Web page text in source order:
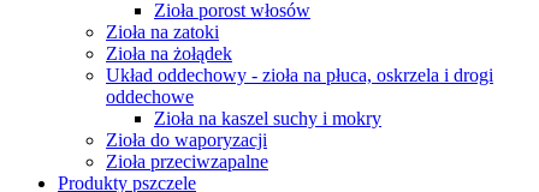
Zioła porost włosów
Zioła na zatoki
Zioła na żołądek
Układ oddechowy - zioła na płuca, oskrzela i drogi
oddechowe
Zioła na kaszel suchy i mokry
Zioła do waporyzacji
Zioła przeciwzapalne
Produkty pszczele